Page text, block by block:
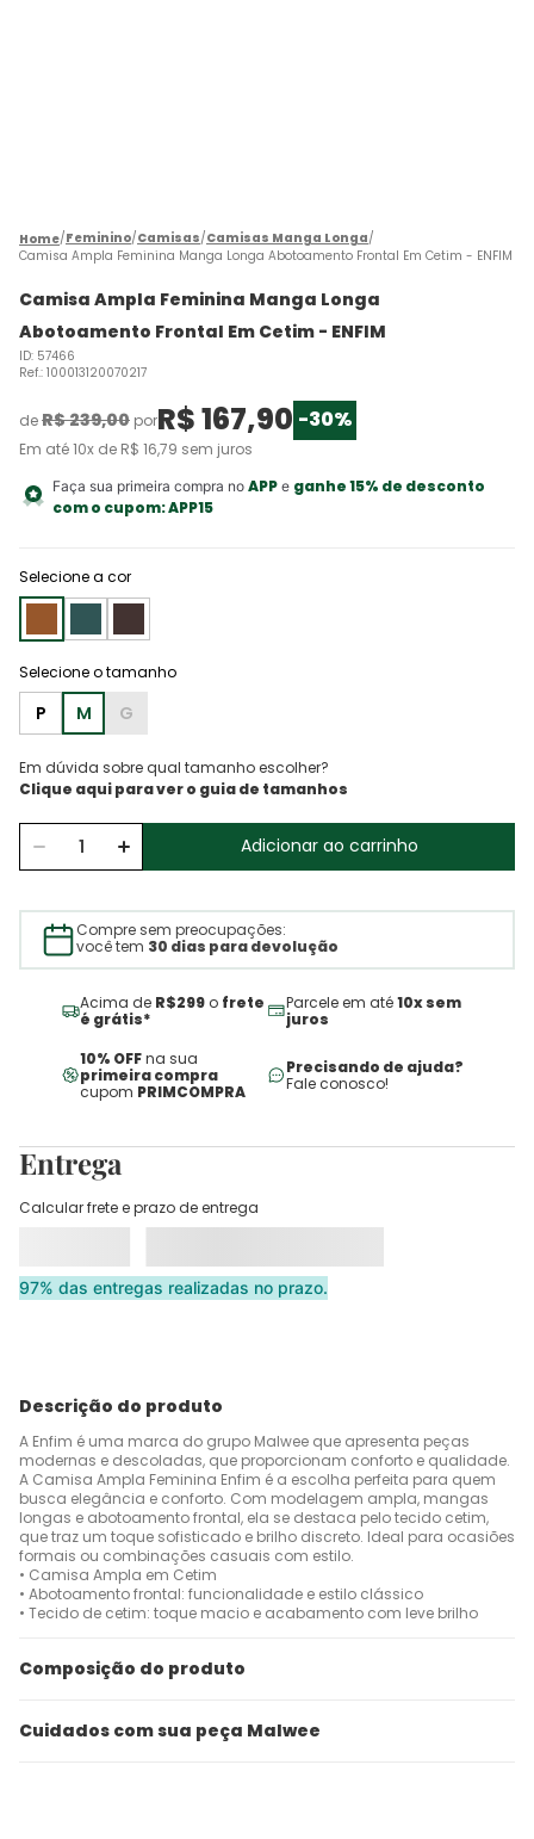
Feminino Camisas Camisas Manga Longa
Camisa Ampla Feminina Manga Longa Abotoamento Frontal Em Cetim - ENFIM
Camisa Ampla Feminina Manga Longa
Abotoamento Frontal Em Cetim - ENFIM
ID: 57466
Ref.: 100013120070217
deR$239,00 porR$167,90 -30%
Em até10x de R$ 16,79 sem juros
Faça sua primeira compra no APPe ganhe 15% de desconto
com o cupom:APP15
Selecione a cor
P M G
Em dúvida sobre qual tamanho escolher?
Adicionar ao carrinho
Compre sem preocupações:
você tem 30 dias para devolução
Acima de R$299 o frete
é grátis*
Parcele em até10x sem
juros
10% OFFna sua
primeira compra
cupom PRIMCOMPRA
Precisando de ajuda?
Fale conosco!
Entrega
Calcular frete e prazo de entrega
97% das entregas realizadas no prazo.
Descrição do produto
A Enfim é uma marca do grupo Malwee que apresenta peças
modernas e descoladas, que proporcionam conforto e qualidade.
A Camisa Ampla Feminina Enfim é a escolha perfeita para quem
busca elegância e conforto. Com modelagem ampla, mangas
longas e abotoamento frontal, ela se destaca pelo tecido cetim,
que traz um toque sofisticado e brilho discreto. Ideal para ocasiões
formais ou combinações casuais com estilo.
• Camisa Ampla em Cetim
• Abotoamento frontal: funcionalidade e estilo clássico
• Tecido de cetim: toque macio e acabamento com leve brilho
Composição do produto
Cuidados com sua peça Malwee